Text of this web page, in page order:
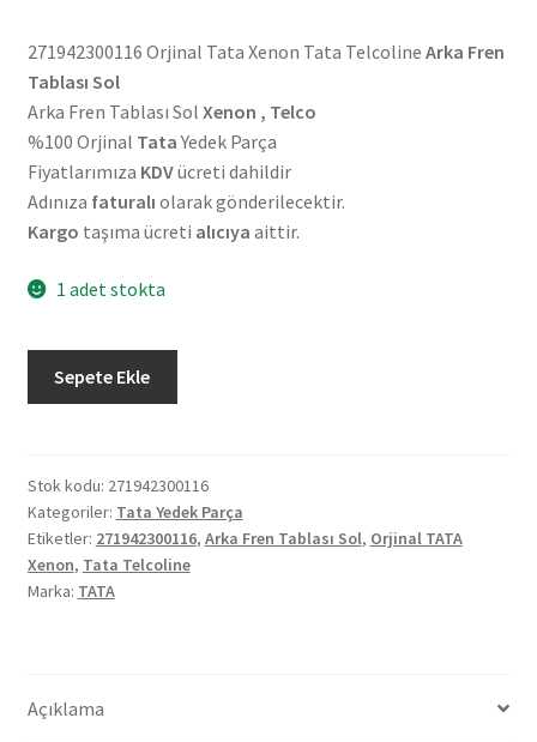
271942300116 Orjinal Tata Xenon Tata Telcoline Arka Fren
Tablası Sol
Arka Fren Tablası Sol Xenon , Telco
%100 Orjinal TataYedek Parça
Fiyatlarımıza KDVücreti dahildir
Adınıza faturalı olarak gönderilecektir.
Kargo taşıma ücreti alıcıya aittir.
1 adet stokta
Telcoline
Arka
Fren
Tablası
Sol
Sepete Ekle
Stok kodu: 271942300116
Kategoriler: Tata Yedek Parça
Etiketler: 271942300116, Arka Fren Tablası Sol, Orjinal TATA
Xenon, Tata Telcoline
Marka: TATA
Açıklama